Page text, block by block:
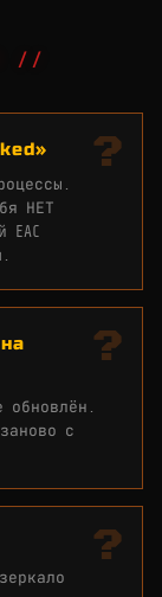
//
НЕТ
обновлён.
с